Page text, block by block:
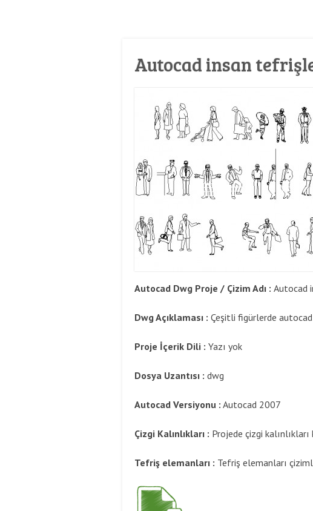
Autocad insan
Autocad Dwg Proje / Çizim Adı : Autocad
Dwg Açıklaması : Çeşitli figürlerde
Proje İçerik Dili : Yazı yok
Dosya Uzantısı : dwg
Autocad Versiyonu : Autocad 2007
Çizgi Kalınlıkları : Projede çizgi
Tefriş elemanları : Tefriş elemanları